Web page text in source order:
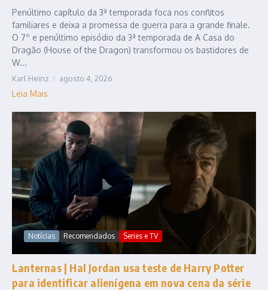
Penúltimo capítulo da 3ª temporada foca nos conflitos
familiares e deixa a promessa de guerra para a grande finale.
O 7º e penúltimo episódio da 3ª temporada de A Casa do
Dragão (House of the Dragon) transformou os bastidores de
W...
Karl Heinz agosto 4, 2026
Leia Mais
Notícias Recomendados Series e TV
Lanternas | Hal Jordan usa teste de Harry Potter
para identificar alienígena em nova cena da série